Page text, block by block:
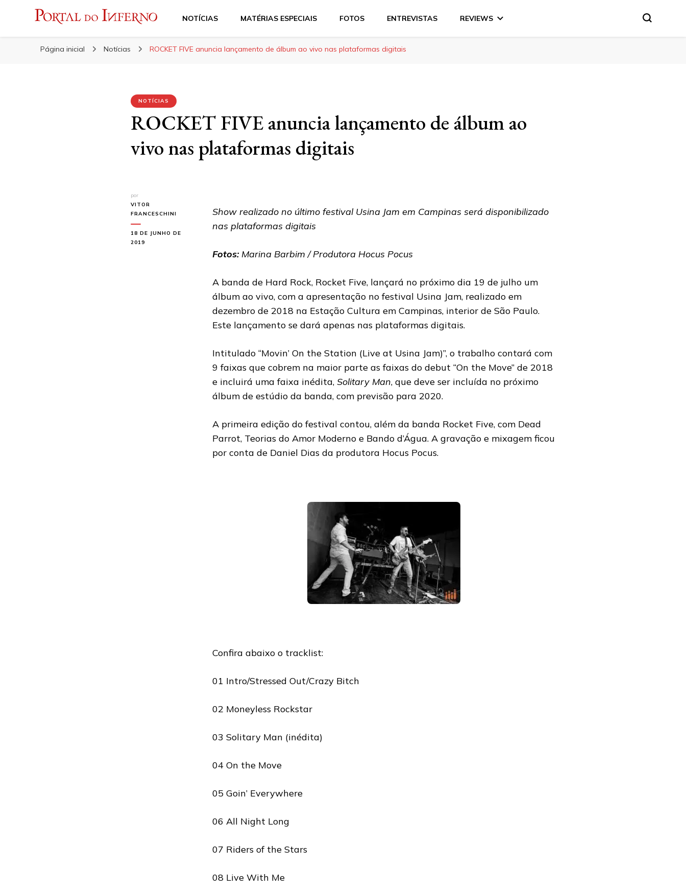
Portal do Inferno
NOTÍCIAS MATÉRIAS ESPECIAIS FOTOS ENTREVISTAS REVIEWS
Página inicial Notícias ROCKET FIVE anuncia lançamento de álbum ao vivo nas plataformas digitais
NOTÍCIAS
ROCKET FIVE anuncia lançamento de álbum ao
vivo nas plataformas digitais
por
VITOR
FRANCESCHINI
18 DE JUNHO DE
2019
Show realizado no último festival Usina Jam em Campinas será disponibilizado
nas plataformas digitais
Fotos:Marina Barbim / Produtora Hocus Pocus
A banda de Hard Rock, Rocket Five, lançará no próximo dia 19 de julho um
álbum ao vivo, com a apresentação no festival Usina Jam, realizado em
dezembro de 2018 na Estação Cultura em Campinas, interior de São Paulo.
Este lançamento se dará apenas nas plataformas digitais.
Intitulado “Movin’ On the Station (Live at Usina Jam)”, o trabalho contará com
9 faixas que cobrem na maior parte as faixas do debut “On the Move” de 2018
e incluirá uma faixa inédita, Solitary Man, que deve ser incluída no próximo
álbum de estúdio da banda, com previsão para 2020.
A primeira edição do festival contou, além da banda Rocket Five, com Dead
Parrot, Teorias do Amor Moderno e Bando d’Água. A gravação e mixagem ficou
por conta de Daniel Dias da produtora Hocus Pocus.
Confira abaixo o tracklist:
01 Intro/Stressed Out/Crazy Bitch
02 Moneyless Rockstar
03 Solitary Man (inédita)
04 On the Move
05 Goin’ Everywhere
06 All Night Long
07 Riders of the Stars
08 Live With Me